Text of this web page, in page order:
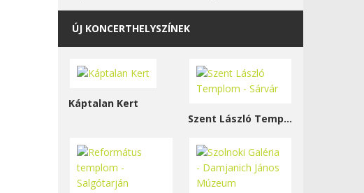
ÚJ KONCERTHELYSZÍNEK
Káptalan Kert
Szent László Templom - Sárvár